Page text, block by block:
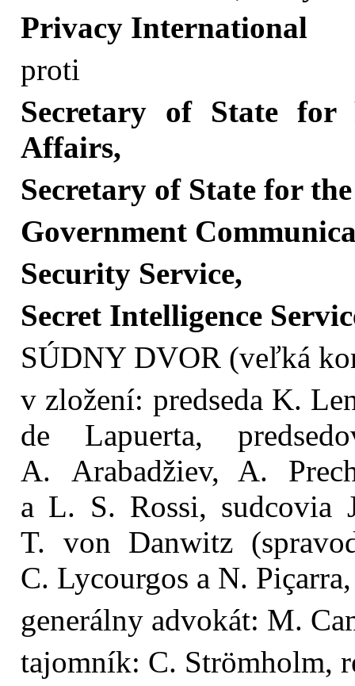
Privacy International
proti
Secretary of State for
Affairs,
Secretary of State for
Government
Security Service,
Secret Intelligence
SÚDNY DVOR (veľká
v zložení: predseda K.
de Lapuerta,
A. Arabadžiev, A.
a L. S. Rossi, sudcovia
T. von Danwitz
C. Lycourgos a N. Piçarra,
generálny advokát: M.
tajomník: C. Strömholm,